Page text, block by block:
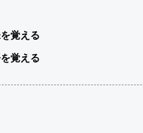
覚える
覚える